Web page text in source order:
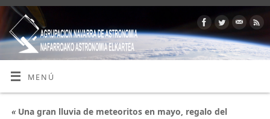
MENÚ
«Una gran lluvia de meteoritos en mayo, regalo del